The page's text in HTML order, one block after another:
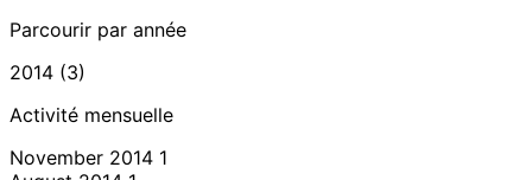
Parcourir par année
2014 (3)
Activité mensuelle
November 2014 1